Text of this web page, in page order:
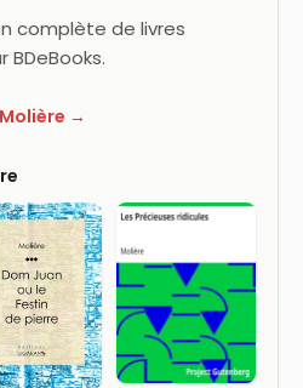
complète de livres
BDeBooks.
→